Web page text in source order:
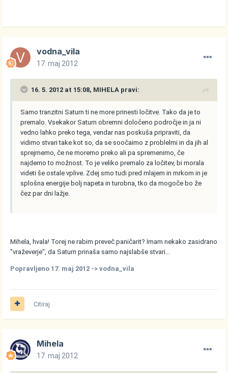
vodna_vila
17. maj 2012
16. 5. 2012 at 15:08, MIHELA pravi:
Samo tranzitni Saturn ti ne more prinesti ločitve. Tako da je to
premalo. Vsekakor Saturn obremni določeno področje in ja ni
vedno lahko preko tega, vendar nas poskuša pripraviti, da
vidimo stvari take kot so, da se soočaimo z problelmi in da jih al
sprejmemo, če ne moremo preko ali pa spremenimo, če
najdemo to možnost. To je veliko premalo za ločitev, bi morala
videti še ostale vplive. Zdej smo tudi pred mlajem in mrkom in je
splošna energije bolj napeta in turobna, tko da mogoče bo že
čez par dni lažje.
Mihela, hvala! Torej ne rabim preveč paničarit? Imam nekako zasidrano
"vraževerje", da Saturn prinaša samo najslabše stvari...
Popravljeno 17. maj 2012 -> vodna_vila
Citiraj
Mihela
17. maj 2012